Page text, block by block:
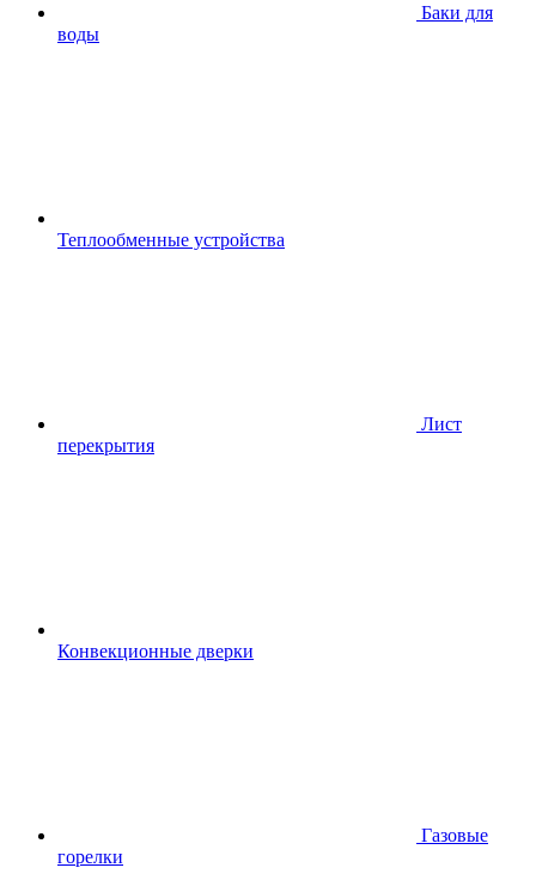
Баки для
воды
Теплообменные устройства
Лист
перекрытия
Конвекционные дверки
Газовые
горелки